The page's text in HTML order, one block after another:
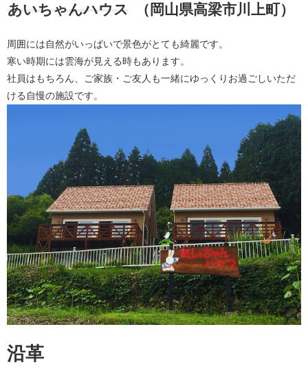
あいちゃんハウス （岡山県高梁市川上町）
周囲には自然がいっぱいで景色がとても綺麗です。
寒い時期には雲海が見える時もあります。
社員はもちろん、ご家族・ご友人も一緒にゆっくりお過ごしいただ
ける自慢の施設です。
沿革